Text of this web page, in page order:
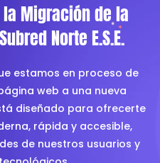
Migración de la
Norte E.S.E.
estamos en proceso de
web a una nueva
diseñado para ofrecerte
rápida y accesible,
de nuestros usuarios y